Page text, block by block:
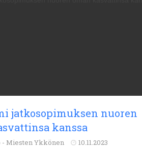
jatkosopimuksen nuoren
kanssa
- Miesten Ykkönen 10.11.2023